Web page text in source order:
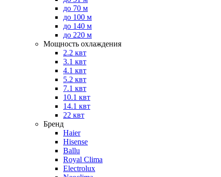
до 70 м
до 100 м
до 140 м
до 220 м
Мощность охлаждения
2.2 квт
3.1 квт
4.1 квт
5.2 квт
7.1 квт
10.1 квт
14.1 квт
22 квт
Бренд
Haier
Hisense
Ballu
Royal Clima
Electrolux